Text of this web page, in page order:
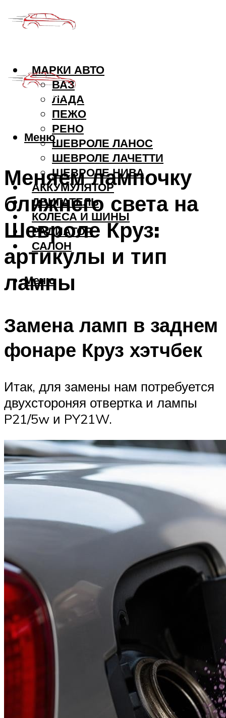
МАРКИ АВТО
ВАЗ
ЛАДА
ПЕЖО
РЕНО
ШЕВРОЛЕ ЛАНОС
ШЕВРОЛЕ ЛАЧЕТТИ
ШЕВРОЛЕ НИВА
АККУМУЛЯТОР
ДВИГАТЕЛЬ
КОЛЕСА И ШИНЫ
РАДИАТОР
САЛОН
Меню
Меню
Меняем лампочку
ближнего света на
Шевроле Круз:
артикулы и тип
лампы
Замена ламп в заднем
фонаре Круз хэтчбек
Итак, для замены нам потребуется
двухстороняя отвертка и лампы
P21/5w и PY21W.